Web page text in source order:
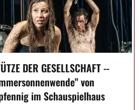
DER GESELLSCHAFT --
von
im Schauspielhaus